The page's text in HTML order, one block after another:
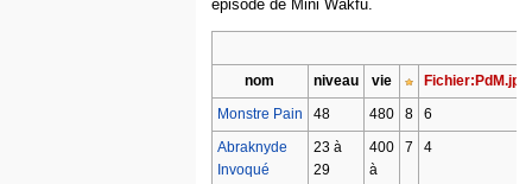
épisode de Mini Wakfu.
nom niveau vie
Fichier:PdM.jpg
Monstre Pain
48 480 8
6
Abraknyde
Invoqué
23 à
29
400
à
7 4